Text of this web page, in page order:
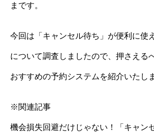
まです。
今回は「キャンセル待ち」が便利に使
について調査しましたので、押さえる
おすすめの予約システムを紹介いたし
※関連記事
機会損失回避だけじゃない！「キャン